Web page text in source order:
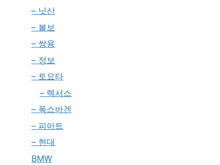
– 닛산
– 볼보
– 쌍용
– 정보
– 토요타
– 렉서스
– 폭스바겐
– 피아트
– 현대
BMW